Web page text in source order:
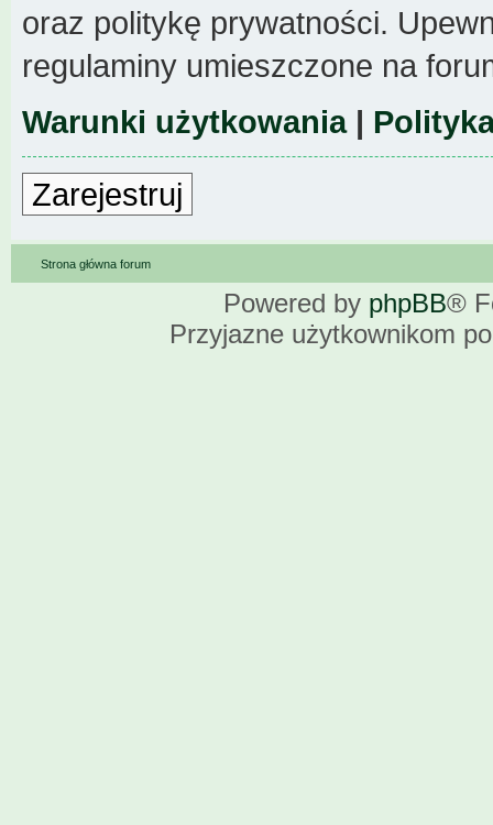
oraz politykę prywatności.
regulaminy umieszczone na
Warunki użytkowania|
Zarejestruj
Strona główna forum
Powered by phpBB®
Przyjazne użytkownikom